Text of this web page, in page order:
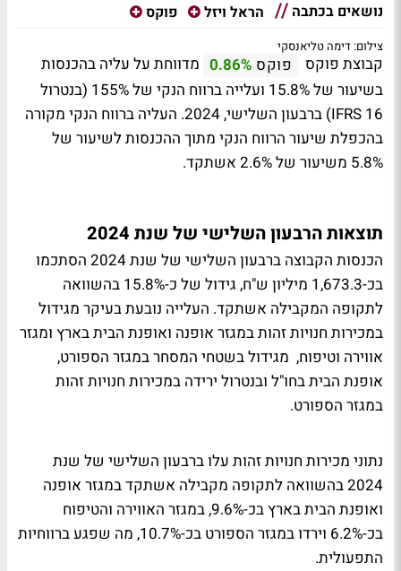
נושאים בכתבה הראל ויזל פוקס
צילום: דימה טליאנסקי
קבוצת פוקס פוקס 0.86% מדווחת על עליה בהכנסות
בשיעור של 15.8% ועלייה ברווח הנקי של 155% (בנטרול
IFRS 16) ברבעון השלישי, 2024. העליה ברווח הנקי מקורה
בהכפלת שיעור הרווח הנקי מתוך ההכנסות לשיעור של
5.8% משיעור של 2.6% אשתקד.
תוצאות הרבעון השלישי של שנת 2024
הכנסות הקבוצה ברבעון השלישי של שנת 2024 הסתכמו
בכ-1,673.3 מיליון ש"ח, גידול של כ-15.8% בהשוואה
לתקופה המקבילה אשתקד. העלייה נובעת בעיקר מגידול
במכירות חנויות זהות במגזר אופנה ואופנת הבית בארץ ומגזר
אווירה וטיפוח, מגידול בשטחי המסחר במגזר הספורט,
אופנת הבית בחו"ל ובנטרול ירידה במכירות חנויות זהות
במגזר הספורט.
נתוני מכירות חנויות זהות עלו ברבעון השלישי של שנת
2024 בהשוואה לתקופה מקבילה אשתקד במגזר אופנה
ואופנת הבית בארץ בכ-9.6%, במגזר האווירה והטיפוח
בכ-6.2% וירדו במגזר הספורט בכ-10.7%, מה שפגע ברווחיות
התפעולית.